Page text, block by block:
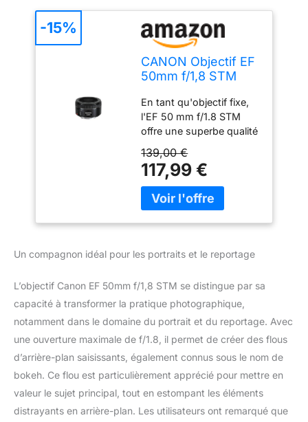
CANON Objectif EF
50mm f/1,8 STM
(portrait, reportage)
En tant qu'objectif fixe,
l'EF 50 mm f/1.8 STM
offre une superbe qualité
vie en déplacement avec
une netteté améliorée,
plus de contraste et
moins de distorsion La
sur votre sujet et un
magnifiquement flou
pour les aider à se
démarquer dans le cadre,
excellent pour les
portraits La technologie
STM (Stepping Motor)
est un mécanisme de
mise au point qui vous
fournira une mise au
139,00 €
117,99 €
-15%
Un compagnon idéal pour les portraits et le reportage
L’objectif Canon EF 50mm f/1,8 STM se distingue par sa
capacité à transformer la pratique photographique,
notamment dans le domaine du portrait et du reportage. Avec
une ouverture maximale de f/1.8, il permet de créer des flous
d’arrière-plan saisissants, également connus sous le nom de
bokeh. Ce flou est particulièrement apprécié pour mettre en
valeur le sujet principal, tout en estompant les éléments
distrayants en arrière-plan. Les utilisateurs ont remarqué que